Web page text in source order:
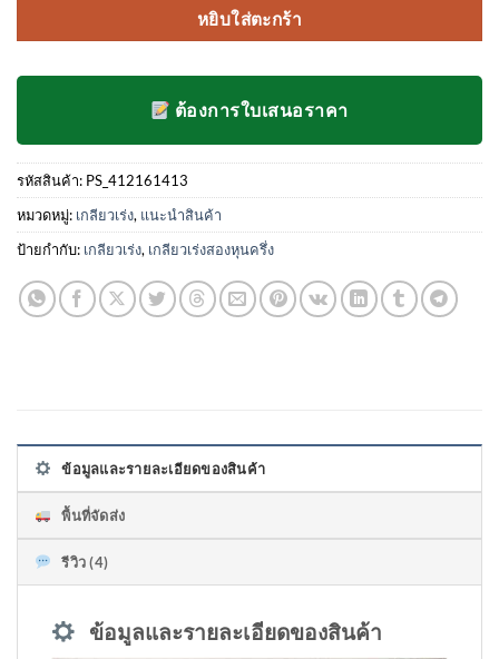
หยิบใส่ตะกร้า
ต้องการใบเสนอราคา
รหัสสินค้า: PS_412161413
หมวดหมู่: เกลียวเร่ง, แนะนำสินค้า
ป้ายกำกับ: เกลียวเร่ง, เกลียวเร่งสองหุนครึ่ง
ข้อมูลและรายละเอียดของสินค้า
พื้นที่จัดส่ง
รีวิว (4)
ข้อมูลและรายละเอียดของสินค้า